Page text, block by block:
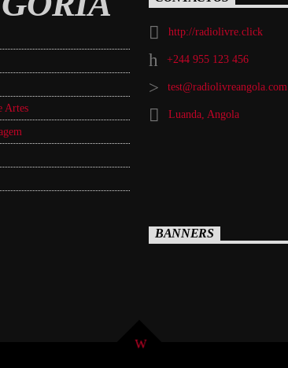
Artes
http://radiolivre.click
+244 955 123 456
test@radiolivreangola.com
Luanda, Angola
BANNERS